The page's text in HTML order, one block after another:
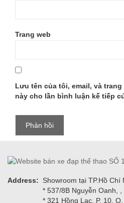
Trang web
Lưu tên của tôi, email, và
này cho lần bình luận kế tiếp
Address:
Showroom tại TP.Hồ Chí
* 537/8B Nguyễn Oanh, ,
* 321 Hồng Lạc, P. 10, Q.